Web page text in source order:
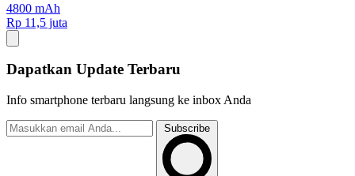
4800 mAh
Rp 11,5 juta
Dapatkan Update Terbaru
Info smartphone terbaru langsung ke inbox Anda
Subscribe